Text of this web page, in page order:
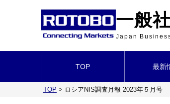
一般
Japan
TOP 最新
TOP > ロシアNIS調査月報 2023年５月号